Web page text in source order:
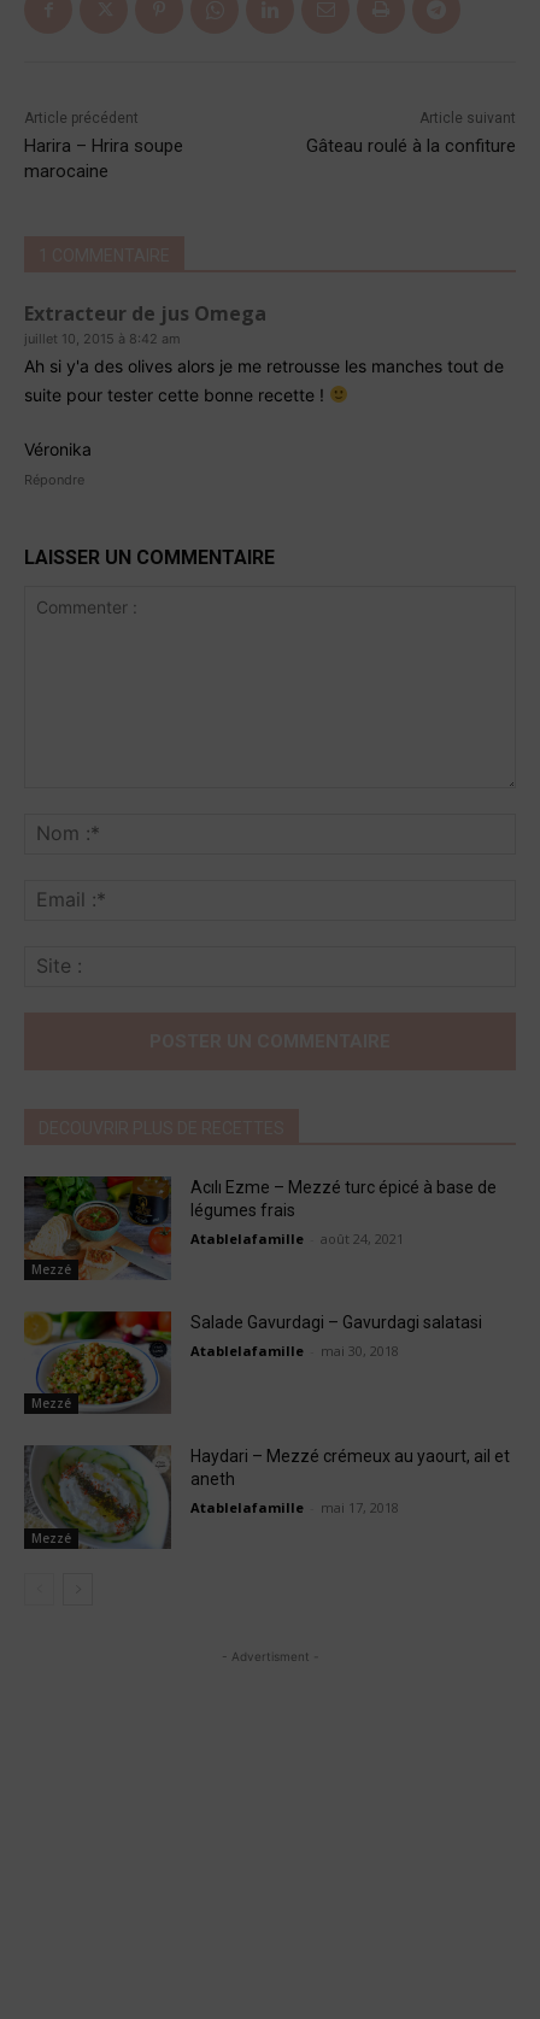
Article précédent
Harira – Hrira soupe
marocaine
Article suivant
Gâteau roulé à la confiture
Extracteur de jus Omega
juillet 10, 2015 à 8:42 am
Ah si y'a des olives alors je me retrousse les manches tout de
suite pour tester cette bonne recette !
Véronika
Répondre
LAISSER UN COMMENTAIRE
Mezzé
Acılı Ezme – Mezzé turc épicé à base de
légumes frais
Atablelafamille août 24, 2021
Mezzé
Salade Gavurdagi – Gavurdagi salatasi
Atablelafamille mai 30, 2018
Mezzé
Haydari – Mezzé crémeux au yaourt, ail et
aneth
Atablelafamille mai 17, 2018
- Advertisment -